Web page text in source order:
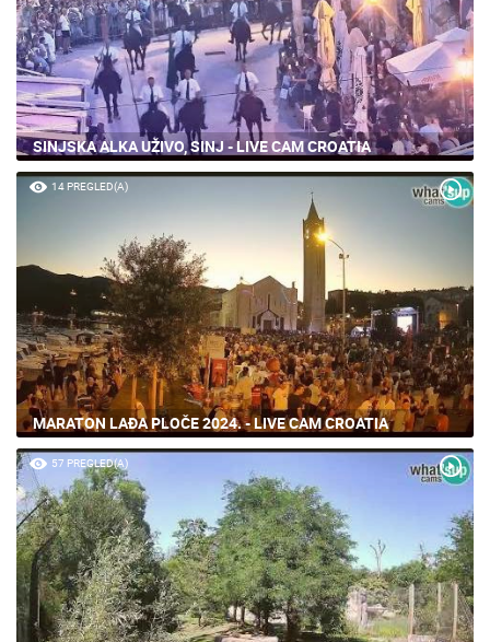
SINJSKA ALKA UŽIVO, SINJ - LIVE CAM CROATIA
14 PREGLED(A)
MARATON LAĐA PLOČE 2024. - LIVE CAM CROATIA
57 PREGLED(A)